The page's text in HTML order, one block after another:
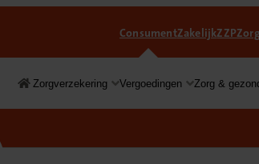
ConsumentZakelijkZZP
Consument
Zorgverzekering Vergoedingen Zorg &